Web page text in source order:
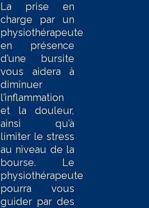
La prise en
charge par un
physiothérapeute
en présence
d’une bursite
vous aidera à
diminuer
l’inflammation
et la douleur,
ainsi qu’à
limiter le stress
au niveau de la
bourse. Le
physiothérapeute
pourra vous
guider par des